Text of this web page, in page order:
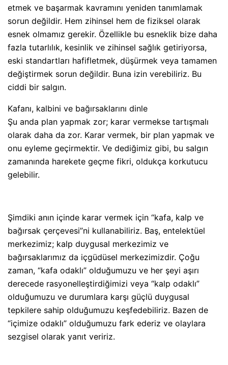
etmek ve başarmak kavramını yeniden tanımlamak
sorun değildir. Hem zihinsel hem de fiziksel olarak
esnek olmamız gerekir. Özellikle bu esneklik bize daha
fazla tutarlılık, kesinlik ve zihinsel sağlık getiriyorsa,
eski standartları hafifletmek, düşürmek veya tamamen
değiştirmek sorun değildir. Buna izin verebiliriz. Bu
ciddi bir salgın.
Kafanı, kalbini ve bağırsaklarını dinle
Şu anda plan yapmak zor; karar vermekse tartışmalı
olarak daha da zor. Karar vermek, bir plan yapmak ve
onu eyleme geçirmektir. Ve dediğimiz gibi, bu salgın
zamanında harekete geçme fikri, oldukça korkutucu
gelebilir.
Şimdiki anın içinde karar vermek için “kafa, kalp ve
bağırsak çerçevesi”ni kullanabiliriz. Baş, entelektüel
merkezimiz; kalp duygusal merkezimiz ve
bağırsaklarımız da içgüdüsel merkezimizdir. Çoğu
zaman, “kafa odaklı” olduğumuzu ve her şeyi aşırı
derecede rasyonelleştirdiğimizi veya “kalp odaklı”
olduğumuzu ve durumlara karşı güçlü duygusal
tepkilere sahip olduğumuzu keşfedebiliriz. Bazen de
“içimize odaklı” olduğumuzu fark ederiz ve olaylara
sezgisel olarak yanıt veririz.